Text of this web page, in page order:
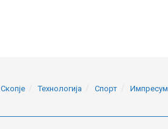
Скопје Технологија Спорт Импресум